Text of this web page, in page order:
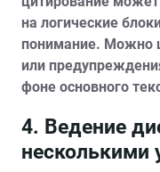
на логические
понимание. Можно
или
фоне основного
4. Ведение
несколькими